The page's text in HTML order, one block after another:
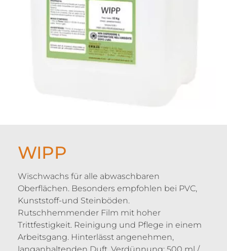
WIPP
Wischwachs für alle abwaschbaren
Oberflächen. Besonders empfohlen bei PVC,
Kunststoff-und Steinböden.
Rutschhemmender Film mit hoher
Trittfestigkeit. Reinigung und Pflege in einem
Arbeitsgang. Hinterlässt angenehmen,